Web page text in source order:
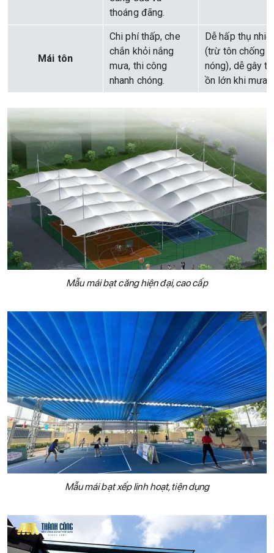
thoáng đãng.
Mái tôn
Chi phí thấp, che
chắn khỏi nắng
mưa, thi công
nhanh chóng.
Dễ hấp thụ nhiệt
(trừ tôn chống
nóng), dễ gây
ồn lớn khi mưa.
Mẫu mái bạt căng hiện đại, cao cấp
Mẫu mái bạt xếp linh hoạt, tiện dụng